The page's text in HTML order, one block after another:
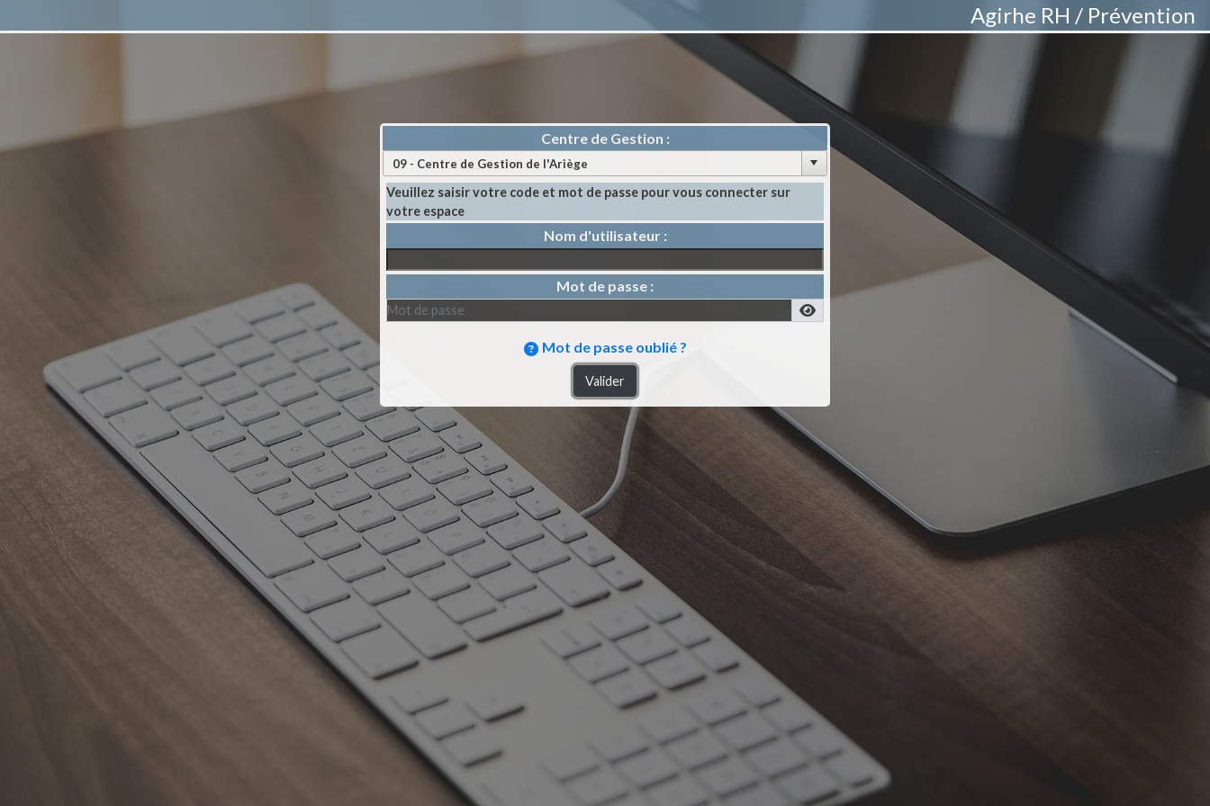
Agirhe RH / Prévention
Centre de Gestion :
Veuillez saisir votre code et mot de passe pour vous connecter sur
votre espace
Nom d'utilisateur :
Mot de passe :
Mot de passe oublié ?